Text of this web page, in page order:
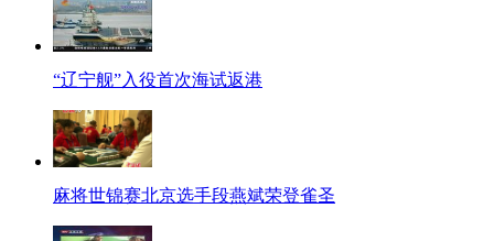
“辽宁舰”入役首次海试返港
麻将世锦赛北京选手段燕斌荣登雀圣